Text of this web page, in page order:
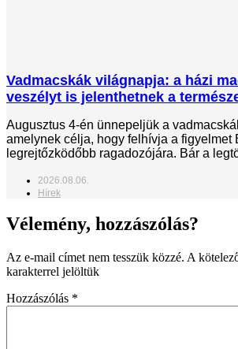
Vadmacskák világnapja: a házi
veszélyt is jelenthetnek a
Augusztus 4-én ünnepeljük a
amelynek célja, hogy felhívja a figyelmet
legrejtőzködőbb ragadozójára. Bár a
2026.08.06.
Hírek
Vélemény, hozzászólás?
Az e-mail címet nem tesszük közzé. A
karakterrel jelöltük
Hozzászólás *